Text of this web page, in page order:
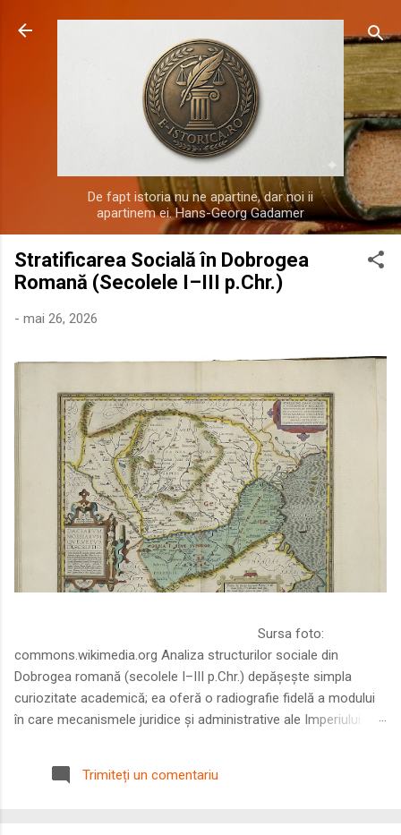
Treceți la conținutul principal
De fapt istoria nu ne apartine, dar noi ii
apartinem ei. Hans-Georg Gadamer
Stratificarea Socială în Dobrogea
Romană (Secolele I–III p.Chr.)
- mai 26, 2026
Sursa foto:
commons.wikimedia.org Analiza structurilor sociale din
Dobrogea romană (secolele I–III p.Chr.) depășește simpla
curiozitate academică; ea oferă o radiografie fidelă a modului
în care mecanismele juridice și administrative ale Imperiului
Într-o epocă în care prosperitatea excepțională a lumii romane
era susținută de o mobilitate socială dinamică și de o libertate
Trimiteți un comentariu